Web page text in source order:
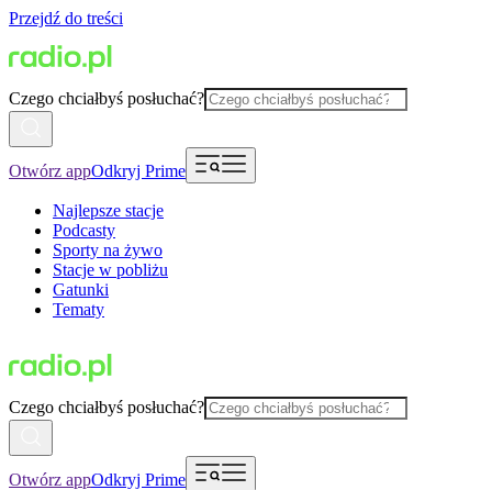
Przejdź do treści
Czego chciałbyś posłuchać?
Otwórz appOdkryj Prime
Najlepsze stacje
Podcasty
Sporty na żywo
Stacje w pobliżu
Gatunki
Tematy
Czego chciałbyś posłuchać?
Otwórz appOdkryj Prime